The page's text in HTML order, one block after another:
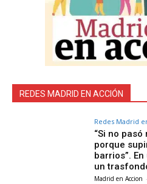
REDES MADRID EN ACCIÓN
Redes Madrid
“Si no
porque
barrios”.
un
Madrid en Accion -